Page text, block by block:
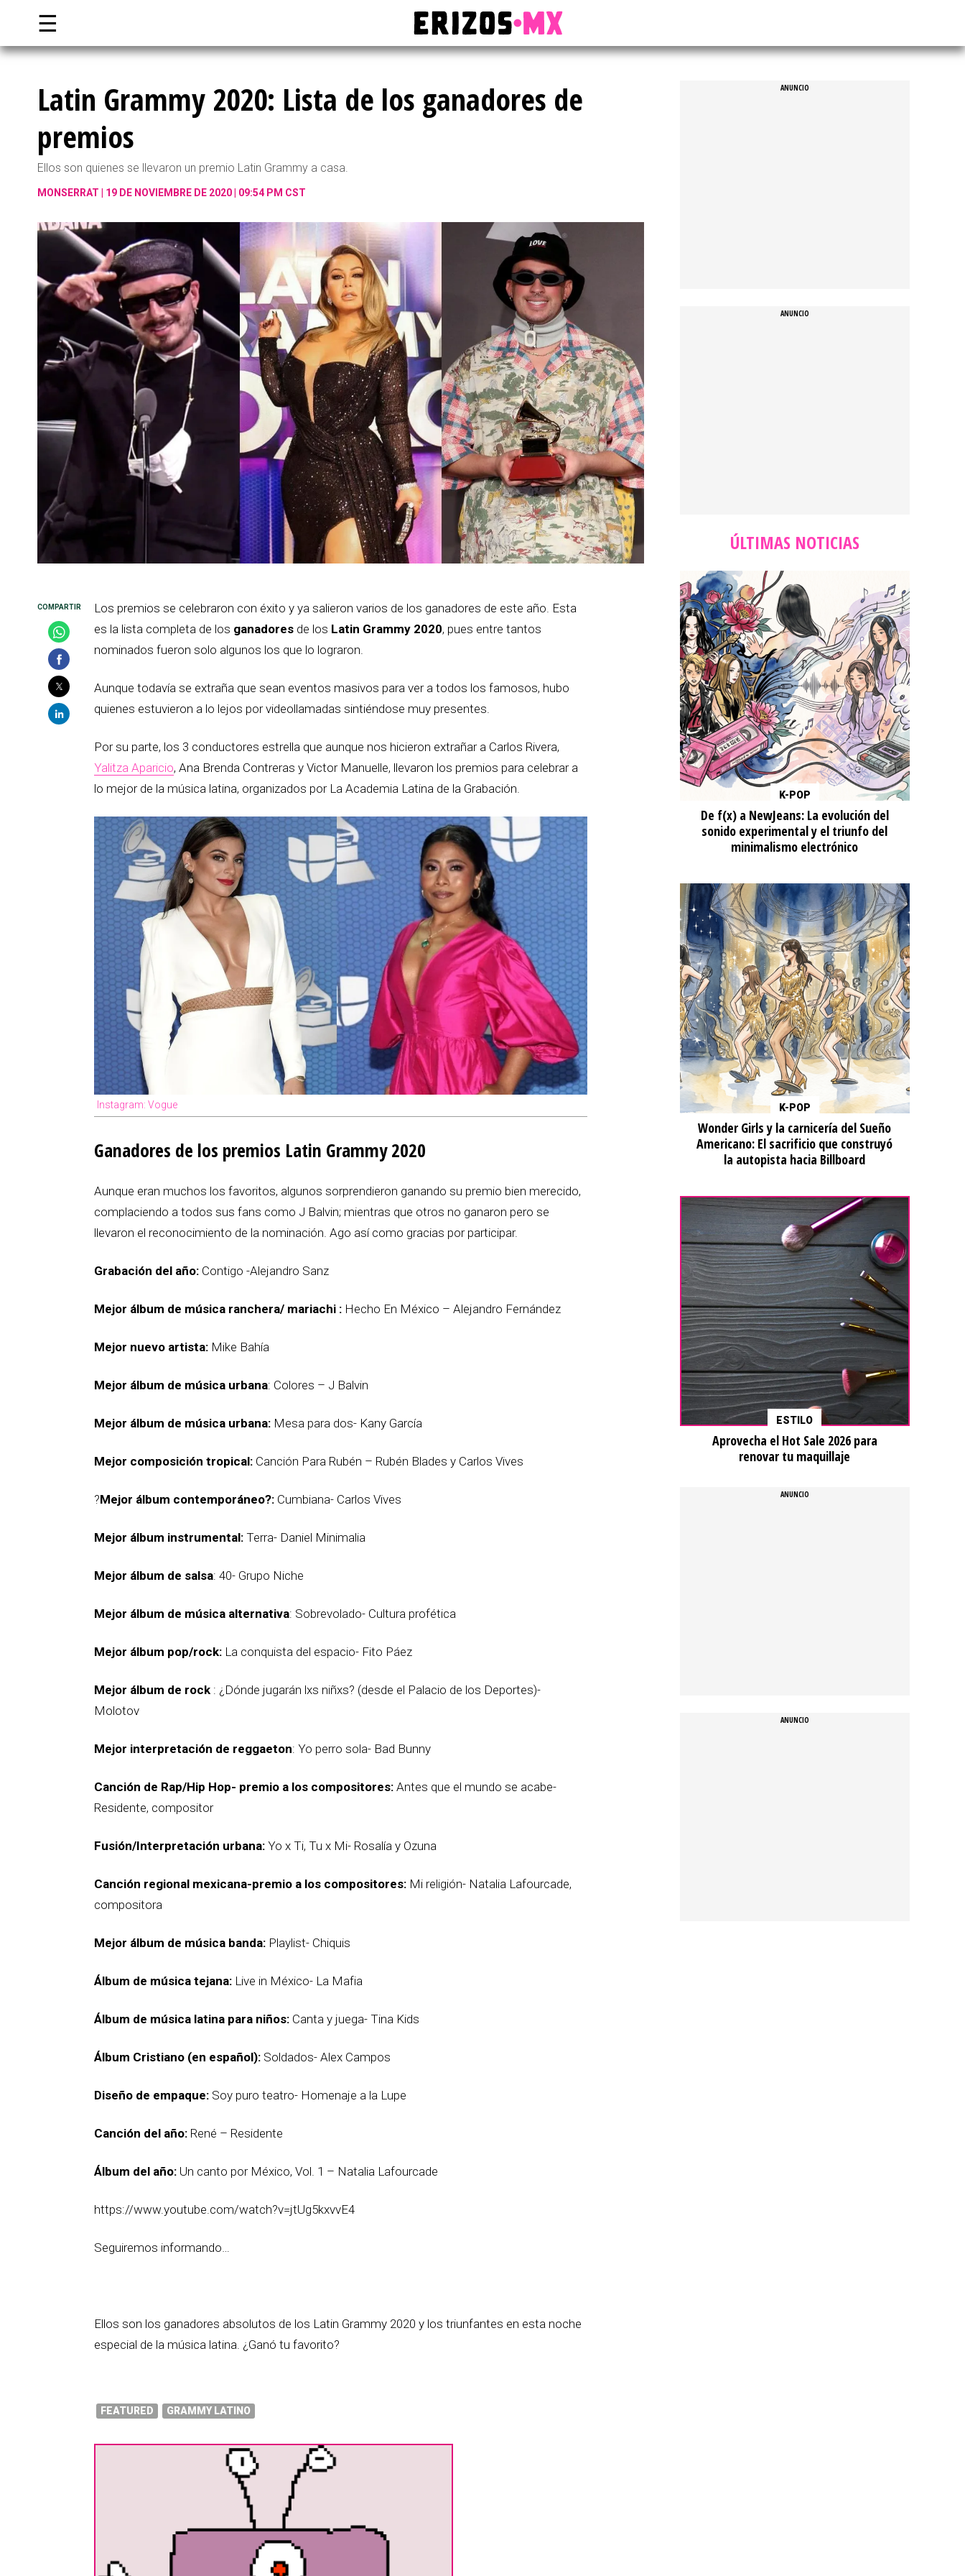
☰
Latin Grammy 2020: Lista de los ganadores de
premios
Ellos son quienes se llevaron un premio Latin Grammy a casa.
MONSERRAT 19 DE NOVIEMBRE DE 2020 | 09:54 PM CST
Los premios se celebraron con éxito y ya salieron varios de los ganadores de este año. Esta
es la lista completa de los ganadores de los Latin Grammy 2020, pues entre tantos
nominados fueron solo algunos los que lo lograron.
Aunque todavía se extraña que sean eventos masivos para ver a todos los famosos, hubo
quienes estuvieron a lo lejos por videollamadas sintiéndose muy presentes.
Por su parte, los 3 conductores estrella que aunque nos hicieron extrañar a Carlos Rivera,
Yalitza Aparicio, Ana Brenda Contreras y Victor Manuelle, llevaron los premios para celebrar a
lo mejor de la música latina, organizados por La Academia Latina de la Grabación.
Instagram: Vogue
Ganadores de los premios Latin Grammy 2020
Aunque eran muchos los favoritos, algunos sorprendieron ganando su premio bien merecido,
complaciendo a todos sus fans como J Balvin; mientras que otros no ganaron pero se
llevaron el reconocimiento de la nominación. Ago así como gracias por participar.
Grabación del año: Contigo -Alejandro Sanz
Mejor álbum de música ranchera/ mariachi : Hecho En México – Alejandro Fernández
Mejor nuevo artista: Mike Bahía
Mejor álbum de música urbana: Colores – J Balvin
Mejor álbum de música urbana: Mesa para dos- Kany García
Mejor composición tropical: Canción Para Rubén – Rubén Blades y Carlos Vives
?Mejor álbum contemporáneo?: Cumbiana- Carlos Vives
Mejor álbum instrumental: Terra- Daniel Minimalia
Mejor álbum de salsa: 40- Grupo Niche
Mejor álbum de música alternativa: Sobrevolado- Cultura profética
Mejor álbum pop/rock: La conquista del espacio- Fito Páez
Mejor álbum de rock : ¿Dónde jugarán lxs niñxs? (desde el Palacio de los Deportes)-
Molotov
Mejor interpretación de reggaeton: Yo perro sola- Bad Bunny
Canción de Rap/Hip Hop- premio a los compositores: Antes que el mundo se acabe-
Residente, compositor
Fusión/Interpretación urbana: Yo x Ti, Tu x Mi- Rosalía y Ozuna
Canción regional mexicana-premio a los compositores: Mi religión- Natalia Lafourcade,
compositora
Mejor álbum de música banda: Playlist- Chiquis
Álbum de música tejana: Live in México- La Mafia
Álbum de música latina para niños: Canta y juega- Tina Kids
Álbum Cristiano (en español): Soldados- Alex Campos
Diseño de empaque: Soy puro teatro- Homenaje a la Lupe
Canción del año: René – Residente
Álbum del año: Un canto por México, Vol. 1 – Natalia Lafourcade
https://www.youtube.com/watch?v=jtUg5kxvvE4
Seguiremos informando…
Ellos son los ganadores absolutos de los Latin Grammy 2020 y los triunfantes en esta noche
especial de la música latina. ¿Ganó tu favorito?
FEATURED GRAMMY LATINO
ÚLTIMAS NOTICIAS
K-POP
De f(x) a NewJeans: La evolución del
sonido experimental y el triunfo del
minimalismo electrónico
K-POP
Wonder Girls y la carnicería del Sueño
Americano: El sacrificio que construyó
la autopista hacia Billboard
ESTILO
Aprovecha el Hot Sale 2026 para
renovar tu maquillaje